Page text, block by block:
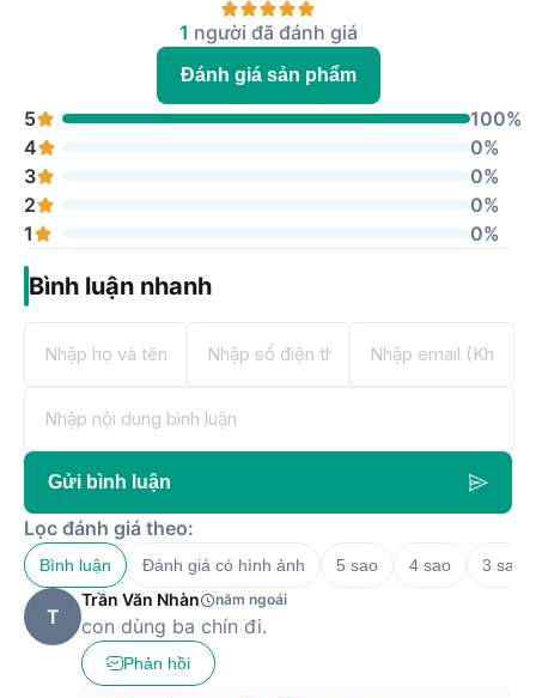
Xung nhịp tối đa
Bộ nhớ RAM & Ổ cứng
RAM
Loại RAM
Ổ cứng mặc
Số khe RAM
1 thanh
Màn hình
hình
Kích thước màn
hình
Độ phân giải
Hỗ trợ cảm ứng
None
Công nghệ màn
micro-edge, anti-glare, 250 nits, 45%
NTSC
1 người đã đánh giá
Đánh giá sản phẩm
5
100%
4
0%
3
0%
2
0%
1
0%
Bình luận nhanh
Gửi bình luận
Lọc đánh giá theo:
Bình luận Đánh giá có hình ảnh 5 sao 4 sao 3 sao
T
Trần Văn Nhàn năm ngoái
con dùng ba chín đi.
Phản hồi